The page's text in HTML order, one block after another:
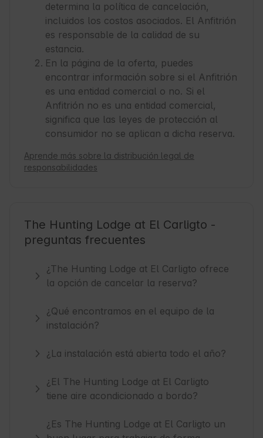
determina la política de cancelación,
incluidos los costos asociados. El Anfitrión
es responsable de la calidad de su
estancia.
En la página de la oferta, puedes
encontrar información sobre si el Anfitrión
es una entidad comercial o no. Si el
Anfitrión no es una entidad comercial,
significa que las leyes de protección al
consumidor no se aplican a dicha reserva.
Aprende más sobre la distribución legal de
responsabilidades
The Hunting Lodge at El Carligto -
preguntas frecuentes
¿The Hunting Lodge at El Carligto ofrece
la opción de cancelar la reserva?
¿Qué encontramos en el equipo de la
instalación?
¿La instalación está abierta todo el año?
¿El The Hunting Lodge at El Carligto
tiene aire acondicionado a bordo?
¿Es The Hunting Lodge at El Carligto un